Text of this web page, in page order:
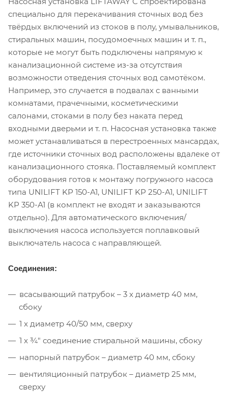
специально для перекачивания сточных вод без
твёрдых включений из стоков в полу, умывальников,
стиральных машин, посудомоечных машин и т. п.,
которые не могут быть подключены напрямую к
канализационной системе из-за отсутствия
возможности отведения сточных вод самотёком.
Например, это случается в подвалах с ванными
комнатами, прачечными, косметическими
салонами, стоками в полу без наката перед
входными дверьми и т. п. Насосная установка также
может устанавливаться в перестроенных мансардах,
где источники сточных вод расположены вдалеке от
канализационного стояка. Поставляемый комплект
оборудования готов к монтажу погружного насоса
типа UNILIFT KP 150-A1, UNILIFT KP 250-A1, UNILIFT
KP 350-A1 (в комплект не входят и заказываются
отдельно). Для автоматического включения/
выключения насоса используется поплавковый
выключатель насоса с направляющей.
Соединения:
всасывающий патрубок – 3 х диаметр 40 мм,
сбоку
1 х диаметр 40/50 мм, сверху
1 х ¾" соединение стиральной машины, сбоку
напорный патрубок – диаметр 40 мм, сбоку
вентиляционный патрубок – диаметр 25 мм,
сверху